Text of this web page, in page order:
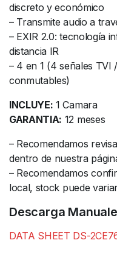
discreto y económico
– Transmite audio a
– EXIR 2.0: tecnología
distancia IR
– 4 en 1 (4 señales TVI
conmutables)
INCLUYE: 1 Camara
GARANTIA: 12 meses
– Recomendamos
dentro de nuestra
– Recomendamos
local, stock puede
Descarga
DATA SHEET DS-